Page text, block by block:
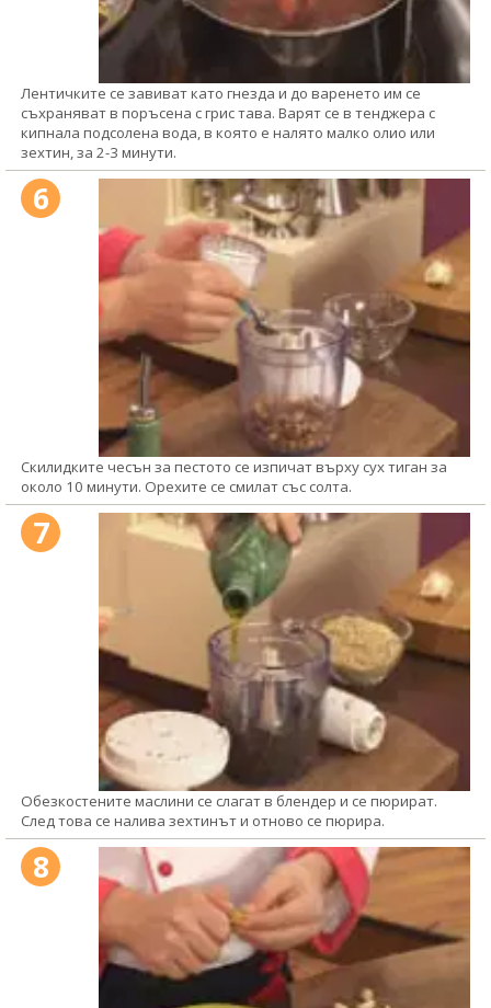
Лентичките се завиват като гнезда и до варенето им се
съхраняват в поръсена с грис тава. Варят се в тенджера с
кипнала подсолена вода, в която е налято малко олио или
зехтин, за 2-3 минути.
6
Скилидките чесън за пестото се изпичат върху сух тиган за
около 10 минути. Орехите се смилат със солта.
7
Обезкостените маслини се слагат в блендер и се пюрират.
След това се налива зехтинът и отново се пюрира.
8